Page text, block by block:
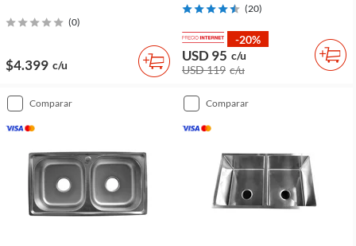
(0)
$4.399 c/u
(20)
-20%
USD 95 c/u
USD 119 c/u
comparar comparar